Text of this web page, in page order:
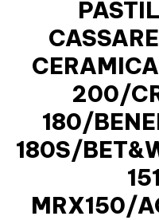
200/
180/
180S/
MRX150/